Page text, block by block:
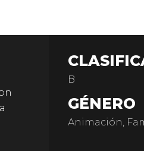
B
GÉNERO
Animación,